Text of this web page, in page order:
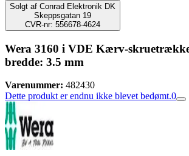
Solgt af Conrad Elektronik DK
Skeppsgatan 19
CVR-nr: 556678-4624
Wera 3160 i VDE Kærv-
bredde: 3.5 mm
Varenummer: 482430
Dette produkt er endnu ikke blevet bedømt.0